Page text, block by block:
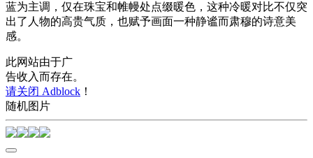
蓝为主调，仅在珠宝和帷幔处点缀暖色，这种冷暖对比不仅突
出了人物的高贵气质，也赋予画面一种静谧而肃穆的诗意美
感。
此网站由于广
告收入而存在。
请关闭 Adblock ！
随机图片